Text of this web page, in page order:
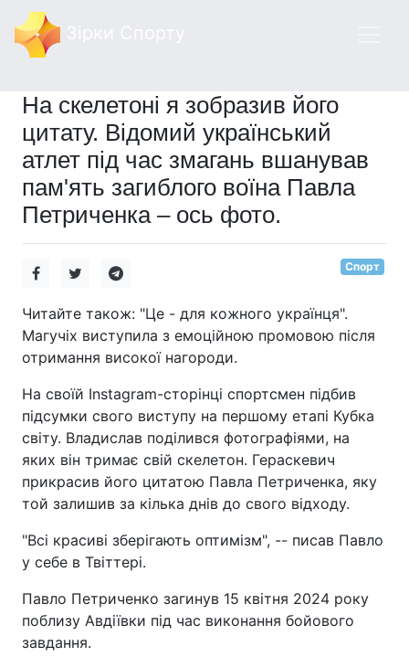
На скелетоні я зобразив його
цитату. Відомий український
атлет під час змагань вшанував
пам'ять загиблого воїна Павла
Петриченка – ось фото.
Спорт
Читайте також: "Це - для кожного українця".
Магучіх виступила з емоційною промовою після
отримання високої нагороди.
На своїй Instagram-сторінці спортсмен підбив
підсумки свого виступу на першому етапі Кубка
світу. Владислав поділився фотографіями, на
яких він тримає свій скелетон. Гераскевич
прикрасив його цитатою Павла Петриченка, яку
той залишив за кілька днів до свого відходу.
"Всі красиві зберігають оптимізм", -- писав Павло
у себе в Твіттері.
Павло Петриченко загинув 15 квітня 2024 року
поблизу Авдіївки під час виконання бойового
завдання.